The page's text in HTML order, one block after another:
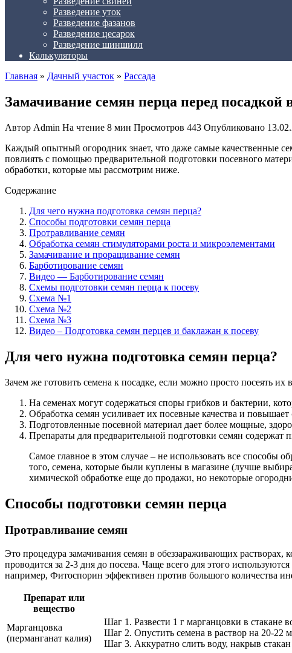
Разведение уток
Разведение фазанов
Разведение цесарок
Разведение шиншилл
Калькуляторы
Главная » Дачный участок » Рассада
Замачивание семян перца перед посадкой
Автор Admin На чтение 8 мин Просмотров 443 Опубликовано
Каждый опытный огородник знает, что даже самые качественные
повлиять с помощью предварительной подготовки посевного
обработки, которые мы рассмотрим ниже.
Содержание
Для чего нужна подготовка семян перца?
Способы подготовки семян перца
Протравливание семян
Обработка семян стимуляторами роста и микроэлементами
Замачивание и проращивание семян
Барботирование семян
Видео — Барботирование семян
Схемы подготовки семян перца к посеву
Схема №1
Схема №2
Схема №3
Видео – Подготовка семян перцев и баклажан к посеву
Для чего нужна подготовка семян перца?
Зачем же готовить семена к посадке, если можно просто посеять их
На семенах могут содержаться споры грибков и бактерии,
Обработка семян усиливает их посевные качества и повышает
Подготовленные посевной материал дает более мощные,
Препараты для предварительной подготовки семян
Самое главное в этом случае – не использовать все способы
того, семена, которые были куплены в магазине (лучше
химической обработке еще до продажи, но некоторые
Способы подготовки семян перца
Протравливание семян
Это процедура замачивания семян в обеззараживающих
проводится за 2-3 дня до посева. Чаще всего для этого
например, Фитоспорин эффективен против большого количества
Препарат или
вещество
Марганцовка
(перманганат калия)
Шаг 1. Развести 1 г марганцовки в стакане
Шаг 2. Опустить семена в раствор на 20-22
Шаг 3. Аккуратно слить воду, накрыв